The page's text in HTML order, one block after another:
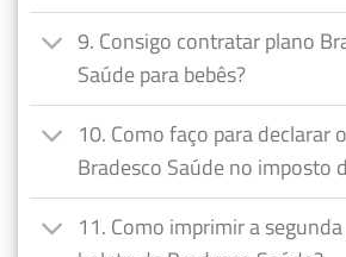
9. Consigo contratar plano
Saúde para bebês?
10. Como faço para declarar
Bradesco Saúde no imposto
11. Como imprimir a